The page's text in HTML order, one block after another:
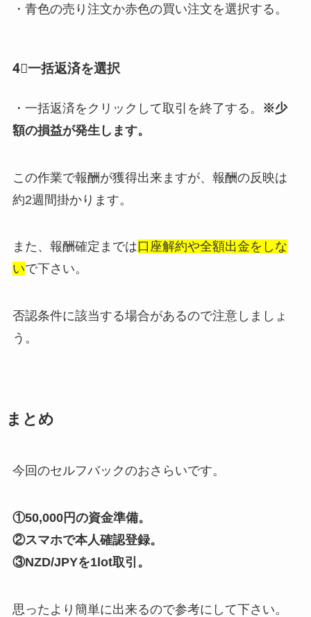
・青色の売り注文か赤色の買い注文を選択する。
4⃣一括返済を選択
・一括返済をクリックして取引を終了する。
※少
額の損益が発生します。
この作業で報酬が獲得出来ますが、報酬の反映は
約2週間掛かります。
また、報酬確定までは口座解約や全額出金をしな
いで下さい。
否認条件に該当する場合があるので注意しましょ
う。
まとめ
今回のセルフバックのおさらいです。
①50,000円の資金準備。
②スマホで本人確認登録。
③NZD/JPYを1lot取引。
思ったより簡単に出来るので参考にして下さい。